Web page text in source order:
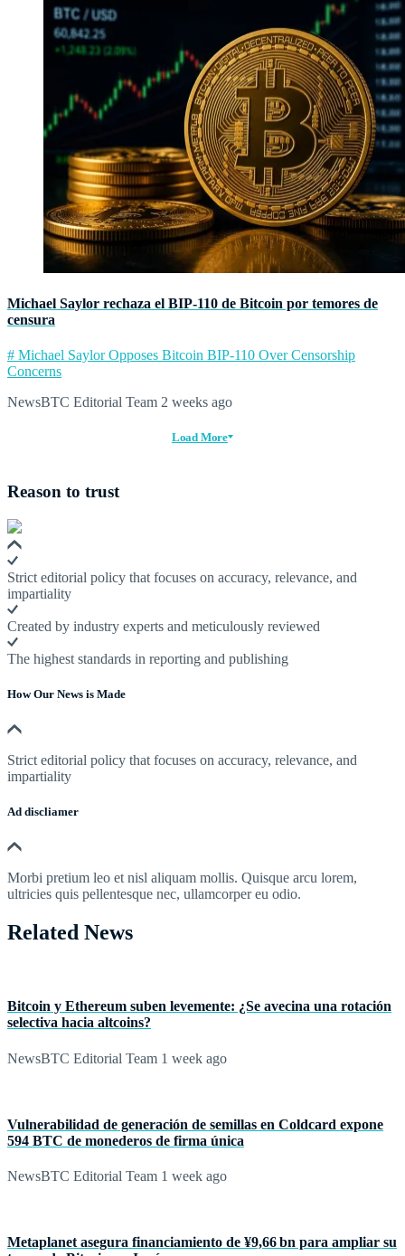
Michael Saylor rechaza el BIP‑110 de Bitcoin por temores de
censura
# Michael Saylor Opposes Bitcoin BIP-110 Over Censorship
Concerns
NewsBTC Editorial Team 2 weeks ago
Load More
Reason to trust
Strict editorial policy that focuses on accuracy, relevance, and
impartiality
Created by industry experts and meticulously reviewed
The highest standards in reporting and publishing
How Our News is Made
Strict editorial policy that focuses on accuracy, relevance, and
impartiality
Ad discliamer
Morbi pretium leo et nisl aliquam mollis. Quisque arcu lorem,
ultricies quis pellentesque nec, ullamcorper eu odio.
Related News
Bitcoin y Ethereum suben levemente: ¿Se avecina una rotación
selectiva hacia altcoins?
NewsBTC Editorial Team 1 week ago
Vulnerabilidad de generación de semillas en Coldcard expone
594 BTC de monederos de firma única
NewsBTC Editorial Team 1 week ago
Metaplanet asegura financiamiento de ¥9,66 bn para ampliar su